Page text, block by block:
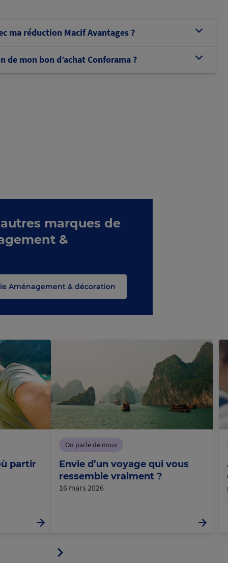
b
ma réduction Macif Avantages ?
b
mon bon d’achat Conforama ?
marques de
&
Aménagement & décoration
partir
On parle de nous
Envie d’un voyage qui vous
ressemble vraiment ?
16 mars 2026
Panneau
suivant